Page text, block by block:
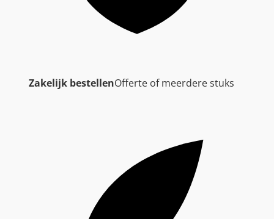
Zakelijk bestellenOfferte of meerdere stuks